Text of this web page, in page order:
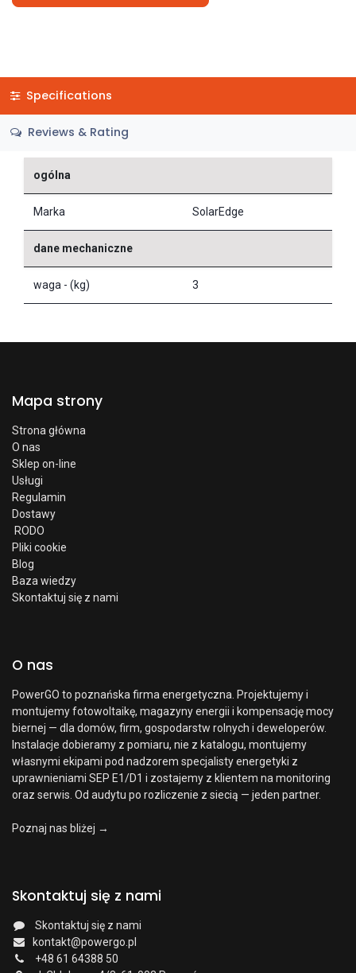
Specifications
Reviews & Rating
ogólna
Marka SolarEdge
dane mechaniczne
waga - (kg) 3
Mapa strony
Strona główna
O nas
Sklep on-line
Usługi
Regulamin
Dostawy
RODO
Pliki cookie
Blog
Baza wiedzy
Skontaktuj się z nami
O nas
PowerGO to poznańska firma energetyczna. Projektujemy i
montujemy fotowoltaikę, magazyny energii i kompensację mocy
biernej — dla domów, firm, gospodarstw rolnych i deweloperów.
Instalacje dobieramy z pomiaru, nie z katalogu, montujemy
własnymi ekipami pod nadzorem specjalisty energetyki z
uprawnieniami SEP E1/D1 i zostajemy z klientem na monitoring
oraz serwis. Od audytu po rozliczenie z siecią — jeden partner.
Poznaj nas bliżej →
Skontaktuj się z nami
Skontaktuj się z nami
kontakt@powergo.pl
+48 61 64388 50